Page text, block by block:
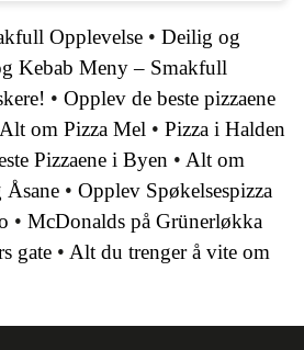
Opplevelse • Deilig og
Kebab Meny – Smakfull
• Opplev de beste pizzaene
Alt om Pizza Mel • Pizza i Halden
Pizzaene i Byen • Alt om
Åsane • Opplev Spøkelsespizza
• McDonalds på Grünerløkka
gate • Alt du trenger å vite om